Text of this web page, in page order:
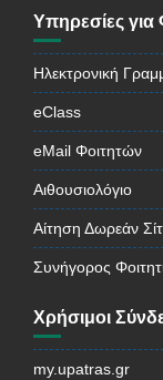
Υπηρεσίες για
Ηλεκτρονική
eClass
eMail Φοιτητών
Αιθουσιολόγιο
Αίτηση Δωρεάν
Συνήγορος
Χρήσιμοι
my.upatras.gr